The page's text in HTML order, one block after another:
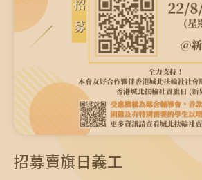
招募賣旗日義工
招募賣旗日義工